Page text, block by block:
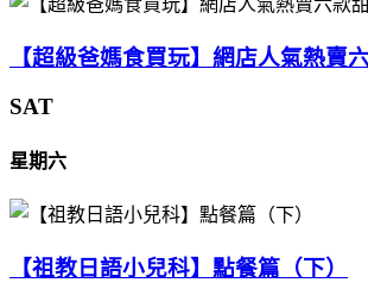
【超級爸媽食買玩】網店人氣熱賣
SAT
星期六
【祖教日語小兒科】點餐篇（下）